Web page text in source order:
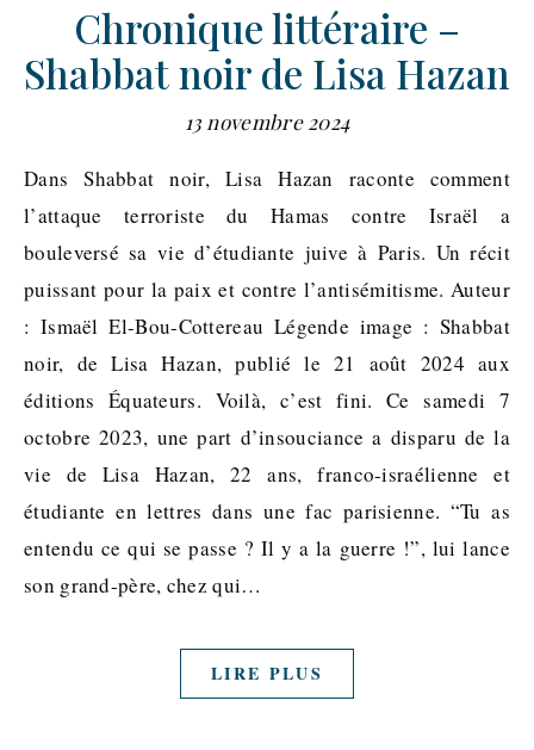
Chronique littéraire –
Shabbat noir de Lisa Hazan
13 novembre 2024
Dans Shabbat noir, Lisa Hazan raconte comment
l’attaque terroriste du Hamas contre Israël a
bouleversé sa vie d’étudiante juive à Paris. Un récit
puissant pour la paix et contre l’antisémitisme. Auteur
: Ismaël El-Bou-Cottereau Légende image : Shabbat
noir, de Lisa Hazan, publié le 21 août 2024 aux
éditions Équateurs. Voilà, c’est fini. Ce samedi 7
octobre 2023, une part d’insouciance a disparu de la
vie de Lisa Hazan, 22 ans, franco-israélienne et
étudiante en lettres dans une fac parisienne. “Tu as
entendu ce qui se passe ? Il y a la guerre !”, lui lance
son grand-père, chez qui…
LIRE PLUS